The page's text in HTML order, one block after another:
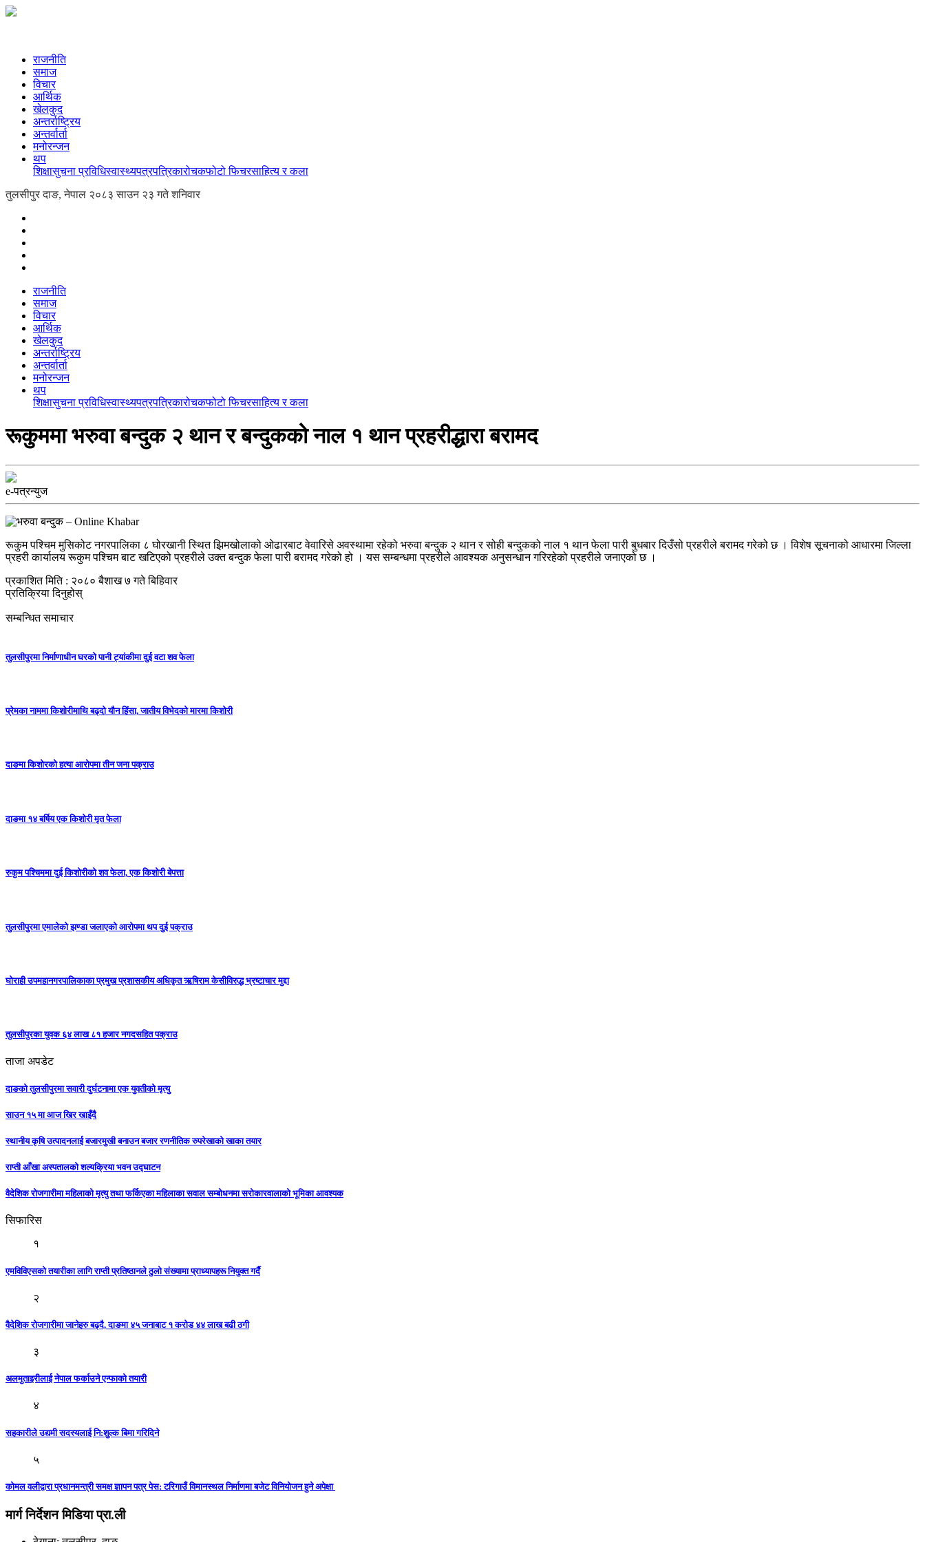
राजनीति
समाज
विचार
आर्थिक
खेलकुद
अन्तर्राष्ट्रिय
अन्तर्वार्ता
मनोरन्जन
थप
शिक्षासुचना प्रविधिस्वास्थ्यपत्रपत्रिकारोचकफोटो फिचरसाहित्य र कला
तुलसीपुर दाङ, नेपाल २०८३ साउन २३ गते शनिवार
राजनीति
समाज
विचार
आर्थिक
खेलकुद
अन्तर्राष्ट्रिय
अन्तर्वार्ता
मनोरन्जन
थप
शिक्षासुचना प्रविधिस्वास्थ्यपत्रपत्रिकारोचकफोटो फिचरसाहित्य र कला
रूकुममा भरुवा बन्दुक २ थान र बन्दुकको नाल १ थान प्रहरीद्धारा बरामद
e-पत्रन्युज
रूकुम पश्चिम मुसिकोट नगरपालिका ८ घोरखानी स्थित झिमखोलाको ओढारबाट वेवारिसे अवस्थामा रहेको भरुवा बन्दुक २ थान र सोही बन्दुकको नाल १ थान फेला पारी बुधबार दिउँसो प्रहरीले बरामद गरेको छ । विशेष सूचनाको आधारमा जिल्ला
प्रहरी कार्यालय रूकुम पश्चिम बाट खटिएको प्रहरीले उक्त बन्दुक फेला पारी बरामद गरेको हो । यस सम्बन्धमा प्रहरीले आवश्यक अनुसन्धान गरिरहेको प्रहरीले जनाएको छ ।
प्रकाशित मिति : २०८० बैशाख ७ गते बिहिवार
प्रतिक्रिया दिनुहोस्
सम्बन्धित समाचार
तुलसीपुरमा निर्माणाधीन घरको पानी ट्यांकीमा दुई वटा शव फेला
प्रेमका नाममा किशोरीमाथि बढ्दो यौन हिंसा, जातीय विभेदको मारमा किशोरी
दाङमा किशोरको हत्या आरोपमा तीन जना पक्राउ
दाङमा १४ बर्षिय एक किशोरी मृत फेला
रुकुम पश्चिममा दुई किशोरीको शव फेला, एक किशोरी बेपत्ता
तुलसीपुरमा एमालेको झण्डा जलाएको आरोपमा थप दुई पक्राउ
घोराही उपमहानगरपालिकाका प्रमुख प्रशासकीय अधिकृत ऋषिराम केसीविरुद्ध भ्रष्टाचार मुद्दा
तुलसीपुरका युवक ६४ लाख ८१ हजार नगदसहित पक्राउ
ताजा अपडेट
दाङको तुलसीपुरमा सवारी दुर्घटनामा एक युवतीको मृत्यु
साउन १५ मा आज खिर खाइँदै
स्थानीय कृषि उत्पादनलाई बजारमुखी बनाउन बजार रणनीतिक रुपरेखाको खाका तयार
राप्ती आँखा अस्पतालको शल्यक्रिया भवन उद्घाटन
वैदेशिक रोजगारीमा महिलाको मृत्यु तथा फर्किएका महिलाका सवाल सम्बोधनमा सरोकारवालाको भूमिका आवश्यक
सिफारिस
१
एमविविएसको तयारीका लागि राप्ती प्रतिष्ठानले ठुलो संख्यामा प्राध्यापहरू नियुक्त गर्दै
२
वैदेशिक रोजगारीमा जानेहरु बढ्दै, दाङमा ४५ जनाबाट १ करोड ४४ लाख बढी ठगी
३
अलमुताइरीलाई नेपाल फर्काउने एन्फाको तयारी
४
सहकारीले उद्यमी सदस्यलाई नि:शुल्क बिमा गरिदिने
५
काेमल वलीद्वारा प्रधानमन्त्री समक्ष ज्ञापन पत्र पेस: टरिगाउँ विमानस्थल निर्माणमा बजेट विनियोजन हुने अपेक्षा
मार्ग निर्देशन मिडिया प्रा.ली